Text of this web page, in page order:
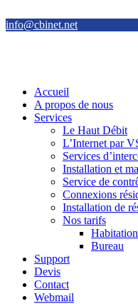
info@cbinet.net
Accueil
A propos de nous
Services
Le Haut Débit
L’Internet par
Services
Installation et
Service de
Connexions
Installation de
Nos tarifs
Habitation
Bureau
Support
Devis
Contact
Webmail